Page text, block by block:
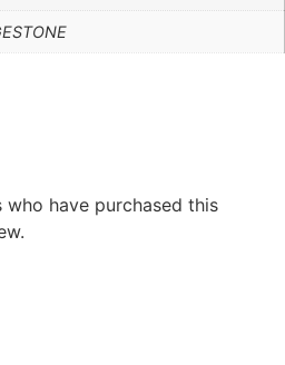
have purchased this